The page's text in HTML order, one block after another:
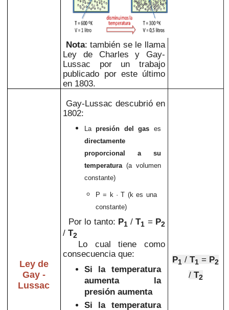
Nota: también se le llama
Ley de Charles y Gay-
Lussac por un trabajo
publicado por este último
en 1803.
Ley de
Gay -
Lussac
Gay-Lussac descubrió en
1802:
Lapresión del gas es
directamente
proporcional a su
temperatura (a volumen
constante)
P = k · T (k es una
constante)
Por lo tanto: P1 / T1 = P2
/T2
Lo cual tiene como
consecuencia que:
Si la temperatura
aumenta la
presión aumenta
Si la temperatura
P1 / T1 = P2
/ T2